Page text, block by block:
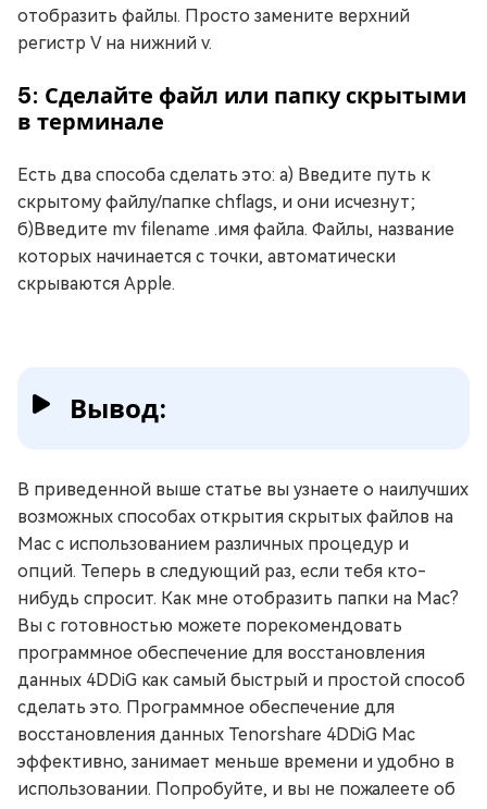
отобразить файлы. Просто замените верхний
регистр V на нижний v.
5: Сделайте файл или папку скрытыми
в терминале
Есть два способа сделать это: а) Введите путь к
скрытому файлу/папке chflags, и они исчезнут;
б)Введите mv filename .имя файла. Файлы, название
которых начинается с точки, автоматически
скрываются Apple.
Вывод:
В приведенной выше статье вы узнаете о наилучших
возможных способах открытия скрытых файлов на
Mac с использованием различных процедур и
опций. Теперь в следующий раз, если тебя кто-
нибудь спросит. Как мне отобразить папки на Mac?
Вы с готовностью можете порекомендовать
программное обеспечение для восстановления
данных 4DDiG как самый быстрый и простой способ
сделать это. Программное обеспечение для
восстановления данных Tenorshare 4DDiG Mac
эффективно, занимает меньше времени и удобно в
использовании. Попробуйте, и вы не пожалеете об